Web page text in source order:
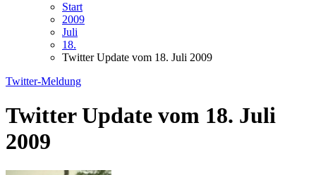
Start
2009
Juli
18.
Twitter Update vom 18. Juli 2009
Twitter-Meldung
Twitter Update vom 18. Juli
2009